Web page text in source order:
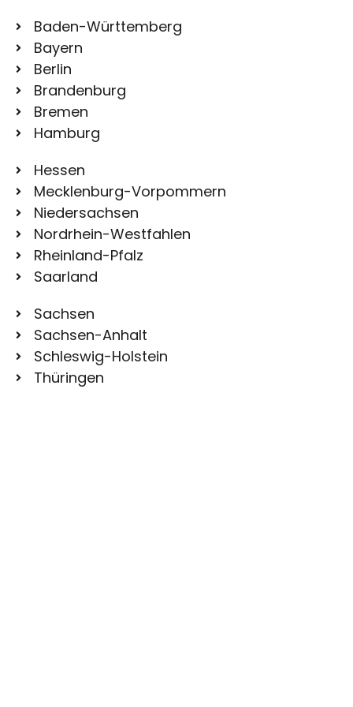
Baden-Württemberg
Bayern
Berlin
Brandenburg
Bremen
Hamburg
Hessen
Mecklenburg-Vorpommern
Niedersachsen
Nordrhein-Westfahlen
Rheinland-Pfalz
Saarland
Sachsen
Sachsen-Anhalt
Schleswig-Holstein
Thüringen